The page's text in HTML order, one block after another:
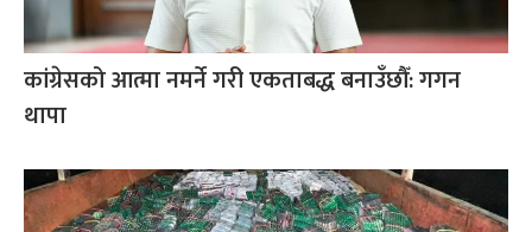
कांग्रेसको आत्मा नमर्ने गरी एकताबद्ध बनाउँछौँ: गगन
थापा